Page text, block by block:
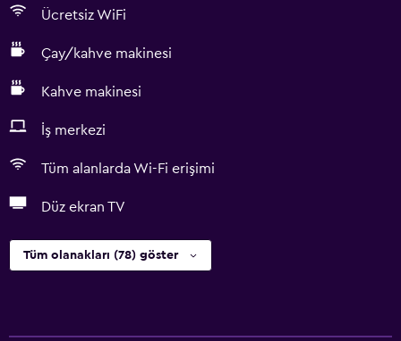
Ücretsiz WiFi
Çay/kahve makinesi
Kahve makinesi
İş merkezi
Tüm alanlarda Wi-Fi erişimi
Düz ekran TV
Tüm olanakları (78) göster